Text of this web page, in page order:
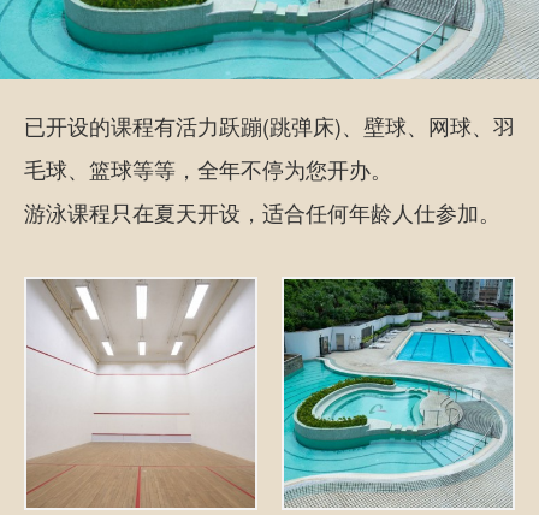
已开设的课程有活力跃蹦(跳弹床)、壁球、网球、羽
毛球、篮球等等，全年不停为您开办。
游泳课程只在夏天开设，适合任何年龄人仕参加。